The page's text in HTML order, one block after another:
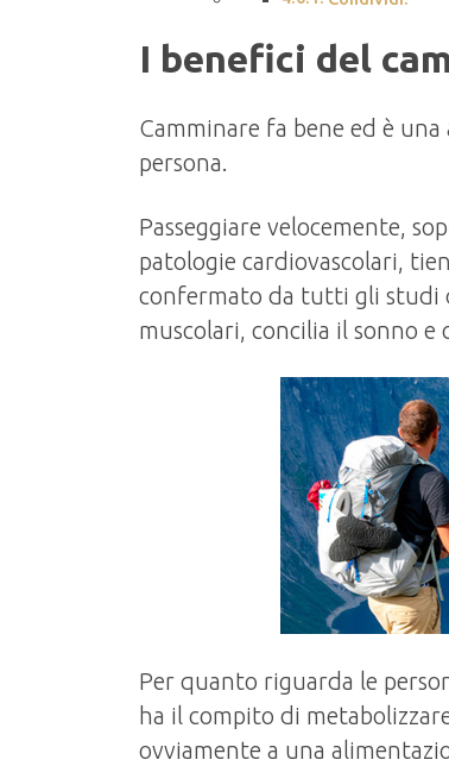
I benefici del
Camminare fa bene ed è
persona.
Passeggiare velocemente,
patologie cardiovascolari,
confermato da tutti gli studi
muscolari, concilia il sonno e
Per quanto riguarda le
ha il compito di
ovviamente a una